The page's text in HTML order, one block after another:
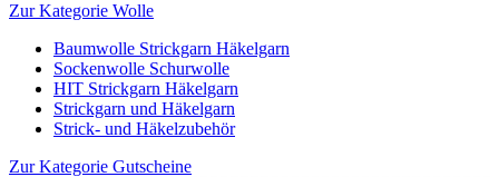
Zur Kategorie Wolle
Baumwolle Strickgarn Häkelgarn
Sockenwolle Schurwolle
HIT Strickgarn Häkelgarn
Strickgarn und Häkelgarn
Strick- und Häkelzubehör
Zur Kategorie Gutscheine